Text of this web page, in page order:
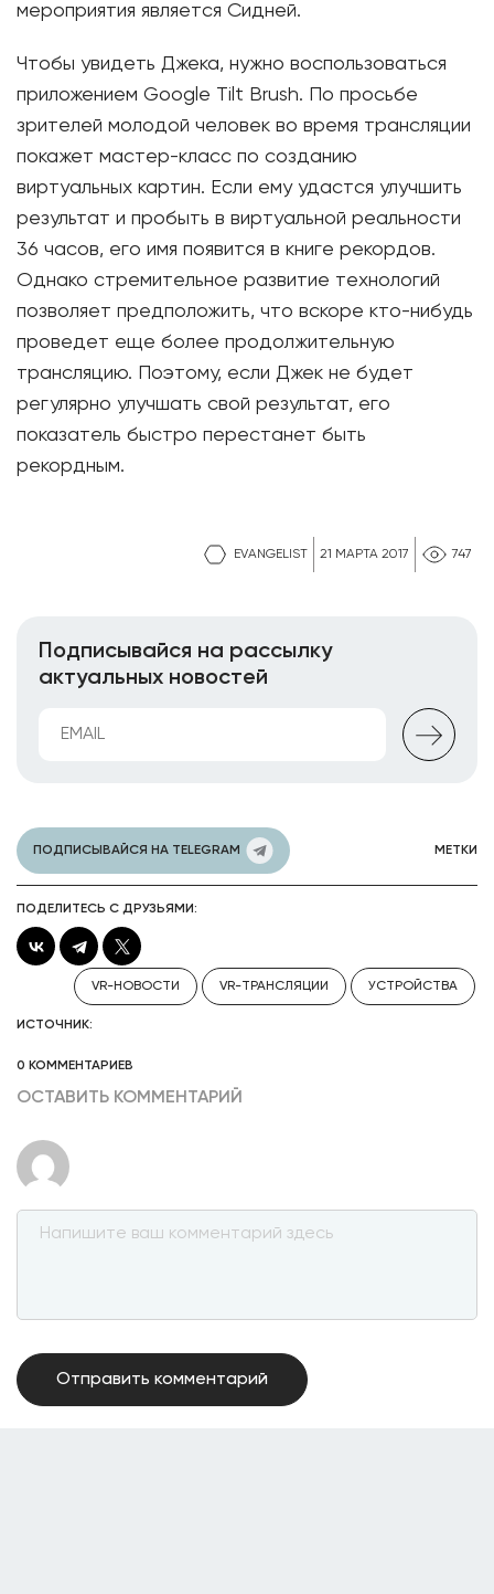
EVANGELIST 21 МАРТА 2017 747
мероприятия является Сидней.
Чтобы увидеть Джека, нужно воспользоваться
приложением Google Tilt Brush. По просьбе
зрителей молодой человек во время трансляции
покажет мастер-класс по созданию
виртуальных картин. Если ему удастся улучшить
результат и пробыть в виртуальной реальности
36 часов, его имя появится в книге рекордов.
Однако стремительное развитие технологий
позволяет предположить, что вскоре кто-нибудь
проведет еще более продолжительную
трансляцию. Поэтому, если Джек не будет
регулярно улучшать свой результат, его
показатель быстро перестанет быть
рекордным.
Подписывайся на рассылку
актуальных новостей
ПОДПИСЫВАЙСЯ НА TELEGRAM МЕТКИ
ПОДЕЛИТЕСЬ С ДРУЗЬЯМИ:
VR-НОВОСТИ VR-ТРАНСЛЯЦИИ УСТРОЙСТВА
ИСТОЧНИК:
0 КОММЕНТАРИЕВ
ОСТАВИТЬ КОММЕНТАРИЙ